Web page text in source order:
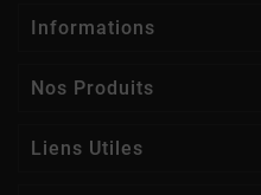
Informations
Nos Produits
Liens Utiles